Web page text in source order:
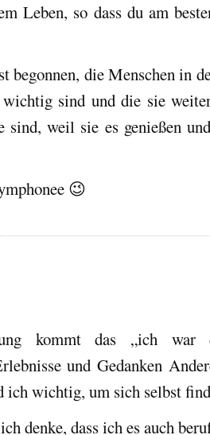
Leben, so dass du am
begonnen, die Menschen in
sind und die sie
sind, weil sie es genießen
😉
kommt das „ich war
und Gedanken
ich wichtig, um sich selbst
denke, dass ich es auch